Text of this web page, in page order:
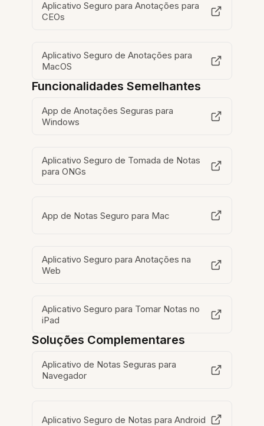
Aplicativo Seguro para Anotações para
CEOs
Aplicativo Seguro de Anotações para
MacOS
Funcionalidades Semelhantes
App de Anotações Seguras para
Windows
Aplicativo Seguro de Tomada de Notas
para ONGs
App de Notas Seguro para Mac
Aplicativo Seguro para Anotações na
Web
Aplicativo Seguro para Tomar Notas no
iPad
Soluções Complementares
Aplicativo de Notas Seguras para
Navegador
Aplicativo Seguro de Notas para Android